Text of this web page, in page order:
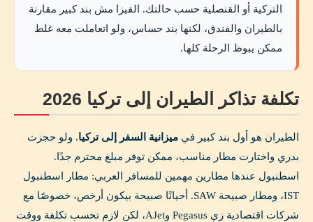
التركية أو القنصلية حسب حالتك. الفيزا مش بند كبير مقارنة
بالطيران والفندق، لكنها بند حساس، ولو اتعاملت معه غلط
ممكن يبوظ الرحلة كلها.
تكلفة تذاكر الطيران إلى تركيا 2026
الطيران هو أول بند كبير في ميزانية السفر إلى تركيا. ولو حجزت
بدري واختارت مطار مناسب، ممكن توفر مبلغ محترم جدًا.
اسطنبول عندها مطارين مهمين للمسافر العربي: مطار اسطنبول
IST، ومطار صبيحة SAW. أحيانًا صبيحة بيكون أرخص، خصوصًا مع
شركات اقتصادية زي Pegasus وAJet، لكن لازم تحسب تكلفة ووقت